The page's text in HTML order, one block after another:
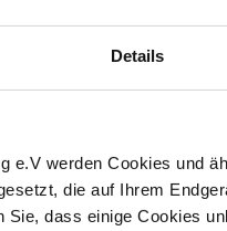
Details
e.V werden Cookies und
die auf Ihrem
dass einige Cookies
aber an Keeper Koczor.
es dabei blieb, dass sich
Sololauf verfehlte Kimberly
Felix Bacher per
ein Schuss von Sasa
zu erhöhen. Doch der gut
richtig.